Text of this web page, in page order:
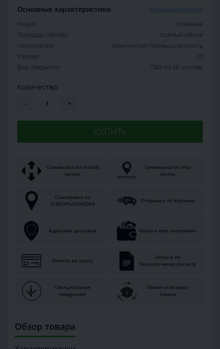
Основные характеристики Все характеристики
Акции:
Новинка
Площадь облива:
полный облив
Назначение:
химическая промышленность
Размер:
10
Вид покрытия:
ПВХ на ХБ основе
Количество:
- +
КУПИТЬ
Самовывоз из Новой
почты
Самовывоз из Укр
почты
Самовывоз из
STROYPLOSHADKA
Отправка по Украине
Адресная доставка Оплата при получении
Оплата на карту
Оплата по
безналичному расчету
Официальная
продукция
Обмен и возврат
товара
Обзор товара